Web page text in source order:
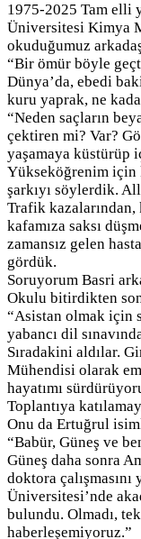
1975-2025 Tam elli
Üniversitesi Kimya
okuduğumuz
“Bir ömür böyle
Dünya’da, ebedi
kuru yaprak, ne
“Neden saçların
çektiren mi? Var?
yaşamaya küstürüp
Yükseköğrenim için
şarkıyı söylerdik.
Trafik
kafamıza saksı
zamansız gelen
gördük.
Soruyorum Basri
Okulu bitirdikten
“Asistan olmak için
yabancı dil
Sıradakini aldılar.
Mühendisi olarak
hayatımı
Toplantıya
Onu da Ertuğrul
“Babür, Güneş ve
Güneş daha sonra
doktora
Üniversitesi’nde
bulundu. Olmadı,
haberleşemiyoruz.”